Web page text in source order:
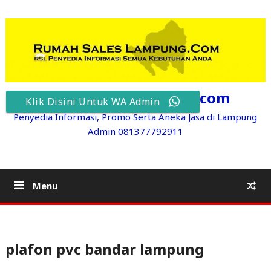
content
RumahSalesLampung.com
Penyedia Informasi, Promo Serta Aneka Jasa di Lampung
Admin 081377792911
Menu
plafon pvc bandar lampung
Klik Disini Untuk WA Admin